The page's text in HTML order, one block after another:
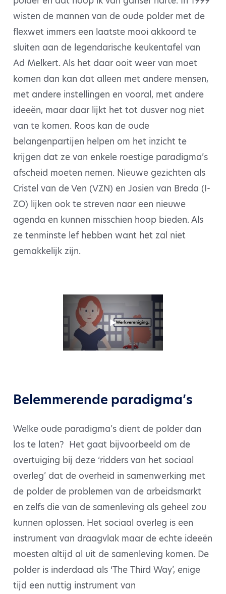
wisten de mannen van de oude polder met de
flexwet immers een laatste mooi akkoord te
sluiten aan de legendarische keukentafel van
Ad Melkert. Als het daar ooit weer van moet
komen dan kan dat alleen met andere mensen,
met andere instellingen en vooral, met andere
ideeën, maar daar lijkt het tot dusver nog niet
van te komen. Roos kan de oude
belangenpartijen helpen om het inzicht te
krijgen dat ze van enkele roestige paradigma’s
afscheid moeten nemen. Nieuwe gezichten als
Cristel van de Ven (VZN) en Josien van Breda (I-
ZO) lijken ook te streven naar een nieuwe
agenda en kunnen misschien hoop bieden. Als
ze tenminste lef hebben want het zal niet
gemakkelijk zijn.
Belemmerende paradigma’s
Welke oude paradigma’s dient de polder dan
los te laten? Het gaat bijvoorbeeld om de
overtuiging bij deze ‘ridders van het sociaal
overleg’ dat de overheid in samenwerking met
de polder de problemen van de arbeidsmarkt
en zelfs die van de samenleving als geheel zou
kunnen oplossen. Het sociaal overleg is een
instrument van draagvlak maar de echte ideeën
moesten altijd al uit de samenleving komen. De
polder is inderdaad als ‘The Third Way’, enige
tijd een nuttig instrument van